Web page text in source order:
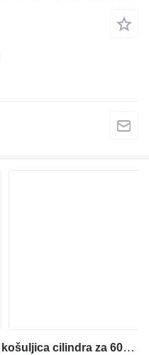
Caterpillar 4020444 - 2184690 košuljica cilindra za 6018 bagera